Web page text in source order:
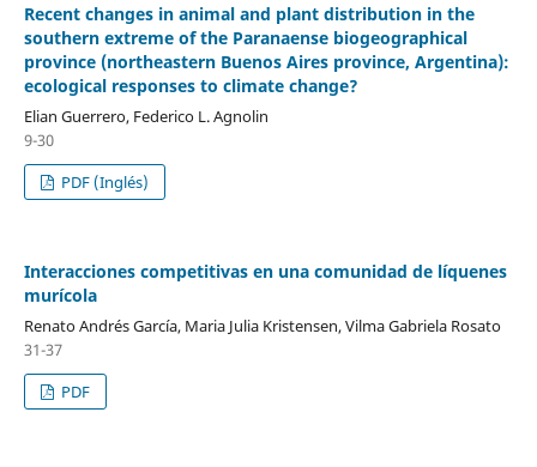
Recent changes in animal and plant distribution in the
southern extreme of the Paranaense biogeographical
province (northeastern Buenos Aires province, Argentina):
ecological responses to climate change?
Elian Guerrero, Federico L. Agnolin
9-30
PDF (Inglés)
Interacciones competitivas en una comunidad de líquenes
murícola
Renato Andrés García, Maria Julia Kristensen, Vilma Gabriela Rosato
31-37
PDF